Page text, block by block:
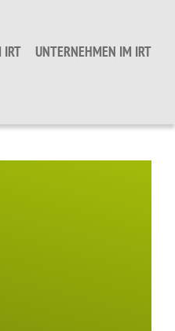
IRT UNTERNEHMEN IM IRT